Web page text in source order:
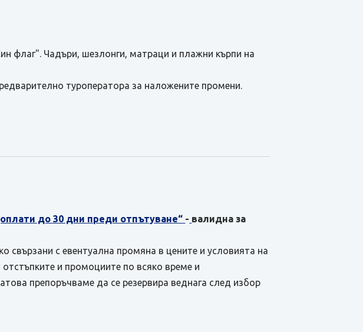
флаг". Чадъри, шезлонги, матраци и плажни кърпи на
туроператора за наложените промени.
до 30 дни преди отпътуване“ - валидна за
свързани с евентуална промяна в цените и условията на
и промоциите по всяко време и
препоръчваме да се резервира веднага след избор